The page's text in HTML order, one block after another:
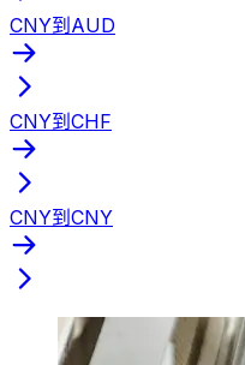
CNY到AUD
CNY到CHF
CNY到CNY